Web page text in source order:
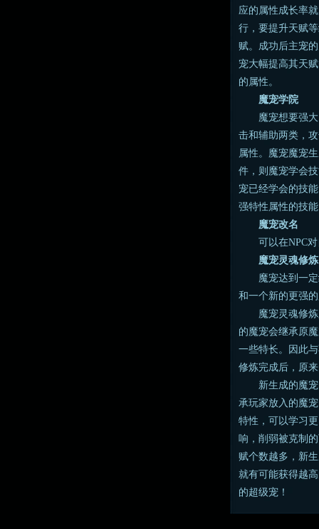
应的属性成长率
行，要提升天赋
赋。成功后主宠
宠大幅提高其天
的属性。
魔宠学院
魔宠想要强大
击和辅助两类，
属性。魔宠魔宠
件，则魔宠学会
宠已经学会的技
强特性属性的技
魔宠改名
可以在NPC对
魔宠灵魂修炼
魔宠达到一定
和一个新的更强
魔宠灵魂修炼
的魔宠会继承原
一些特长。因此
修炼完成后，原
新生成的魔宠
承玩家放入的魔
特性，可以学习
响，削弱被克制
赋个数越多，新
就有可能获得越
的超级宠！